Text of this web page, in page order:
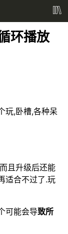
环播放
玩,卧槽,各种呆
且升级后还能
适合不过了.玩
可能会导致所